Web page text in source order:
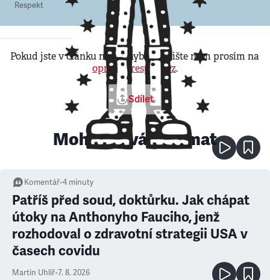
Respekt
Pokud jste v článku našli chybu, napište nám prosím na
opravy@respekt.cz.
Sdílet
Mohlo by vás zajímat
Komentář•4 minuty
Patříš před soud, doktůrku. Jak chápat
útoky na Anthonyho Fauciho, jenž
rozhodoval o zdravotní strategii USA v
časech covidu
Martin Uhlíř•7. 8. 2026